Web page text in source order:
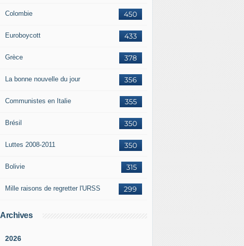
450
Colombie
433
Euroboycott
378
Grèce
356
La bonne nouvelle du jour
355
Communistes en Italie
350
Brésil
350
Luttes 2008-2011
315
Bolivie
299
Mille raisons de regretter l'URSS
Archives
2026